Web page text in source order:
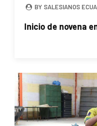
BY SALESIANOS
Inicio de novena